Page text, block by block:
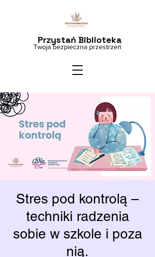
Twoja bezpieczna przestrzeń
Przystań Biblioteka
Stres pod kontrolą –
techniki radzenia
sobie w szkole i poza
nią.